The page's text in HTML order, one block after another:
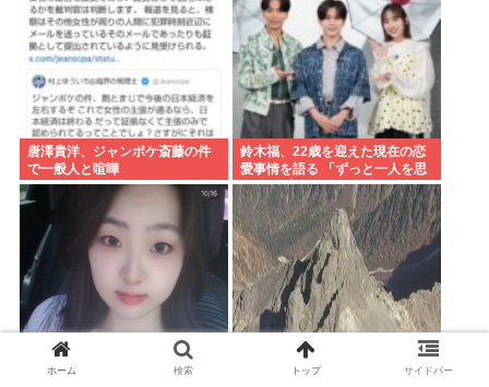
唐澤貴洋、ジャンポケ斎藤の件
で一般人と喧嘩
鈴木福、22歳を迎えた現在の恋
愛事情を語る 「ずっと一人を思
うタイプ」
某オンラインゲームで日本語ペ
北アルプス槍ヶ岳周辺で19歳の
ホーム 検索 トップ サイドバー